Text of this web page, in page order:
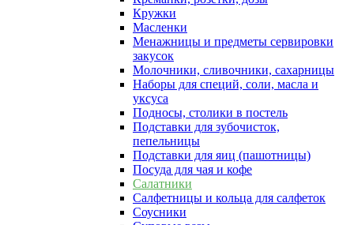
Кружки
Масленки
Менажницы и предметы сервировки
закусок
Молочники, сливочники, сахарницы
Наборы для специй, соли, масла и
уксуса
Подносы, столики в постель
Подставки для зубочисток,
пепельницы
Подставки для яиц (пашотницы)
Посуда для чая и кофе
Салатники
Салфетницы и кольца для салфеток
Соусники